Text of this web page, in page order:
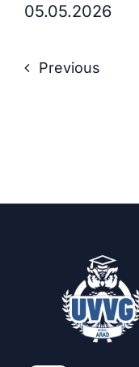
05.05.2026
Previous